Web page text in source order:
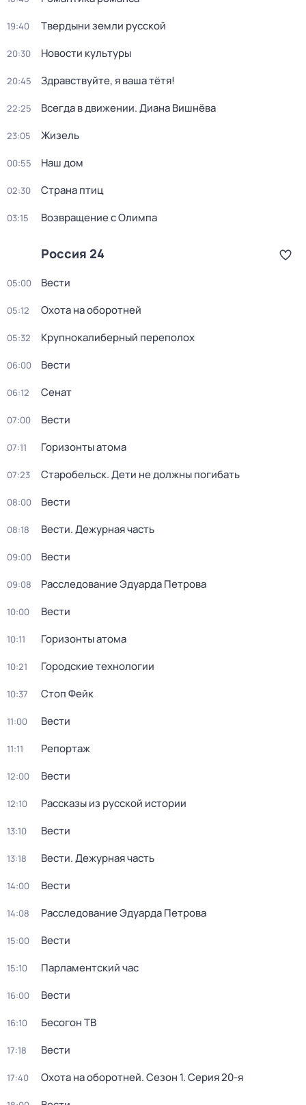
19:40 Твердыни земли русской
20:30 Новости культуры
20:45 Здравствуйте, я ваша тётя!
22:25 Всегда в движении. Диана Вишнёва
23:05 Жизель
00:55 Наш дом
02:30 Страна птиц
03:15 Возвращение с Олимпа
Россия 24
05:00 Вести
05:12 Охота на оборотней
05:32 Крупнокалиберный переполох
06:00 Вести
06:12 Сенат
07:00 Вести
07:11 Горизонты атома
07:23 Старобельск. Дети не должны погибать
08:00 Вести
08:18 Вести. Дежурная часть
09:00 Вести
09:08 Расследование Эдуарда Петрова
10:00 Вести
10:11 Горизонты атома
10:21 Городские технологии
10:37 Стоп Фейк
11:00 Вести
11:11 Репортаж
12:00 Вести
12:10 Рассказы из русской истории
13:10 Вести
13:18 Вести. Дежурная часть
14:00 Вести
14:08 Расследование Эдуарда Петрова
15:00 Вести
15:10 Парламентский час
16:00 Вести
16:10 Бесогон ТВ
17:18 Вести
17:40 Охота на оборотней. Сезон 1. Серия 20-я